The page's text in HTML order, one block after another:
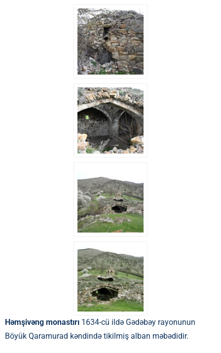
Həmşivəng monastırı 1634-cü ildə Gədəbəy rayonunun
Böyük Qaramurad kəndində tikilmiş alban məbədidir.